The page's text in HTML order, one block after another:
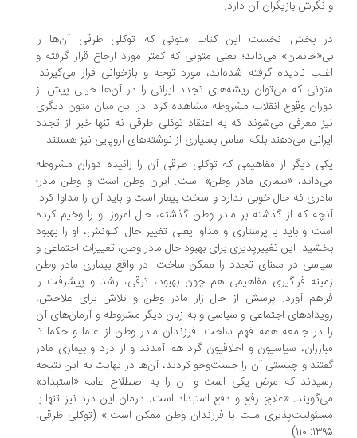
بازیگران آن دارد.
بخش نخست این کتاب متونی که توکلی طرقی آن‌ها را
می‌داند؛ یعنی متونی که کمتر مورد ارجاع قرار گرفته و
نادیده گرفته شده‌اند، مورد توجه و بازخوانی قرار می‌گیرند.
که می‌توان ریشه‌های تجدد ایرانی را در آن‌ها خیلی پیش از
وقوع انقلاب مشروطه مشاهده کرد. در این میان متون دیگری
معرفی می‌شوند که به اعتقاد توکلی طرقی نه تنها خبر از تجدد
می‌دهند بلکه اساس بسیاری از نوشته‌های اروپایی نیز هستند.
دیگر از مفاهیمی که توکلی طرقی آن را زائیده دوران مشروطه
«بیماری مادر وطن» است. ایران وطن است و وطن مادر؛
که حال خوبی ندارد و سخت بیمار است و باید آن را مداوا کرد.
که از گذشته بر مادر وطن گذشته، حال امروز او را وخیم کرده
و باید با پرستاری و مداوا یعنی تغییر حال اکنونش، او را بهبود
این تغییرپذیری برای بهبود حال مادر وطن، تغییرات اجتماعی و
در معنای تجدد را ممکن ساخت. در واقع بیماری مادر وطن
فراگیری مفاهیمی هم چون بهبود، ترقی، رشد و پیشرفت را
آورد. پرسش از حال زار مادر وطن و تلاش برای علاجش،
اجتماعی و سیاسی و به زبان دیگر مشروطه و آرمان‌های آن
در جامعه همه فهم ساخت. فرزندان مادر وطن از علما و حکما تا
سیاسیون و اخلاقیون گرد هم آمدند و از درد و بیماری مادر
و چیستی آن را جست‌وجو کردند، آن‌ها در نهایت به این نتیجه
که مرض یکی است و آن را به اصطلاح عامه «استبداد»
«علاج رفع و دفع استبداد است. درمان این درد نیز تنها با
ملت یا فرزندان وطن ممکن است.» (توکلی طرقی،